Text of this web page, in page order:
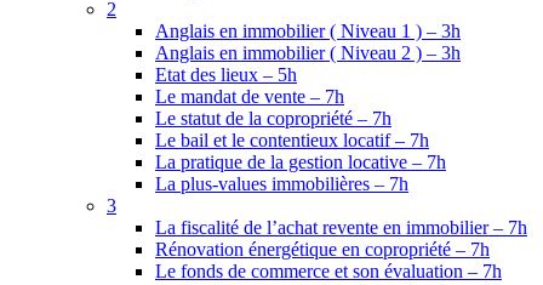
2
Anglais en immobilier ( Niveau 1 ) – 3h
Anglais en immobilier ( Niveau 2 ) – 3h
Etat des lieux – 5h
Le mandat de vente – 7h
Le statut de la copropriété – 7h
Le bail et le contentieux locatif – 7h
La pratique de la gestion locative – 7h
La plus-values immobilières – 7h
3
La fiscalité de l’achat revente en immobilier – 7h
Rénovation énergétique en copropriété – 7h
Le fonds de commerce et son évaluation – 7h